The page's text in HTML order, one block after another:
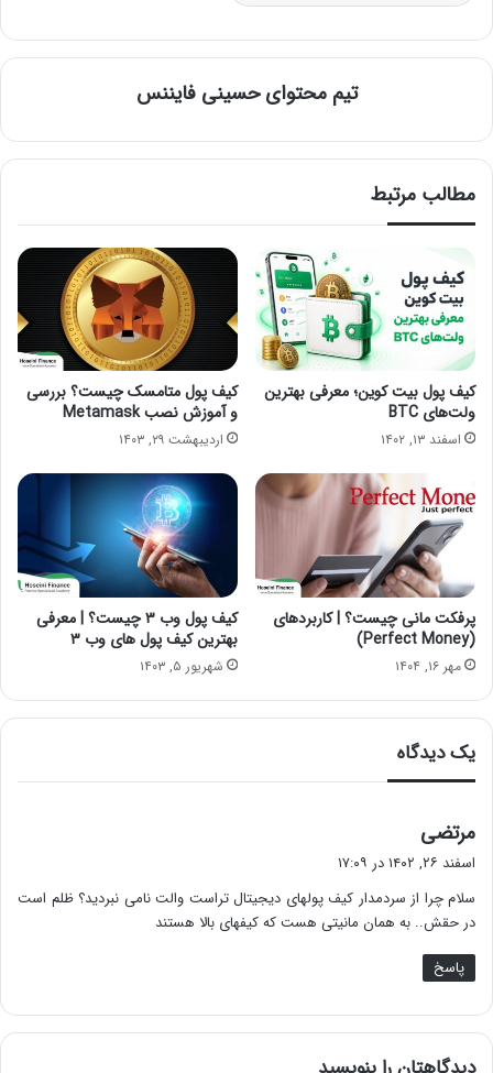
تیم محتوای حسینی‌ فایننس
مطالب مرتبط
کیف پول بیت کوین؛ معرفی بهترین
ولت‌های BTC
اسفند ۱۳, ۱۴۰۲
کیف پول متامسک چیست؟ بررسی
و آموزش نصب Metamask
اردیبهشت ۲۹, ۱۴۰۳
پرفکت مانی چیست؟ | کاربردهای
(Perfect Money)
مهر ۱۶, ۱۴۰۴
کیف پول‌ وب ۳ چیست؟ | معرفی
بهترین کیف پول‌ های وب ۳
شهریور ۵, ۱۴۰۳
یک دیدگاه
مرتضی
:
اسفند ۲۶, ۱۴۰۲ در ۱۷:۰۹
سلام چرا از سردمدار کیف پولهای دیجیتال تراست والت نامی نبردید؟ ظلم است
در حقش.. به همان مانیتی هست که کیفهای بالا هستند
پاسخ